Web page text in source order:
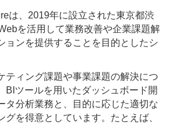
は、2019年に設立された東京都渋
を活用して業務改善や企業課題解
ョンを提供することを目的としたシ
ティング課題や事業課題の解決につ
BIツールを用いたダッシュボード開
タ分析業務と、目的に応じた適切な
グを得意としています。たとえば、